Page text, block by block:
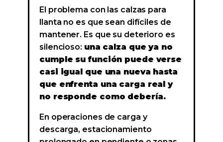
El problema con las calzas para
llanta no es que sean difíciles de
mantener. Es que su deterioro es
silencioso: una calza que ya no
cumple su función puede verse
casi igual que una nueva hasta
que enfrenta una carga real y
no responde como debería.
En operaciones de carga y
descarga, estacionamiento